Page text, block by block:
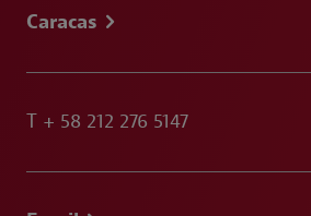
Caracas
T + 58 212 276 5147